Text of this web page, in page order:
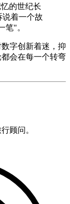
的世纪长
着一个故
笔"。
字创新着迷，抑
会在每一个转弯
顾问。